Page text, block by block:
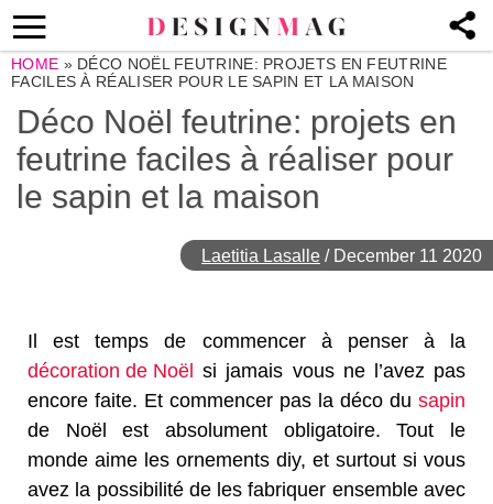
HOME » DÉCO NOËL FEUTRINE: PROJETS EN FEUTRINE
FACILES À RÉALISER POUR LE SAPIN ET LA MAISON
Déco Noël feutrine: projets en
feutrine faciles à réaliser pour
le sapin et la maison
Laetitia Lasalle / December 11 2020
Il est temps de commencer à penser à la
décoration de Noël si jamais vous ne l’avez pas
encore faite. Et commencer pas la déco du sapin
de Noël est absolument obligatoire. Tout le
monde aime les ornements diy, et surtout si vous
avez la possibilité de les fabriquer ensemble avec